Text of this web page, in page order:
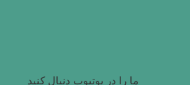
ما را در یوتیوب دنبال کنید